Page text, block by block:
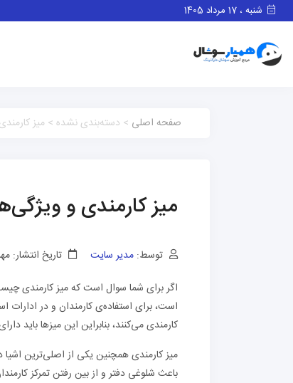
شنبه ، 17 مرداد 1405
صفحه اصلی > دسته‌بندی نشده > میز
میز کارمندی و
توسط: مدیر سایت تاریخ انتشار: مهر 6,
اگر برای شما سوال است که میز کارمندی چیست
است، برای استفاده‌ی کارمندان و در
کارمندی می‌کنند، بنابراین این میزها باید
میز کارمندی همچنین یکی از اصلی‌ترین
باعث شلوغی دفتر و از بین رفتن تمرکز